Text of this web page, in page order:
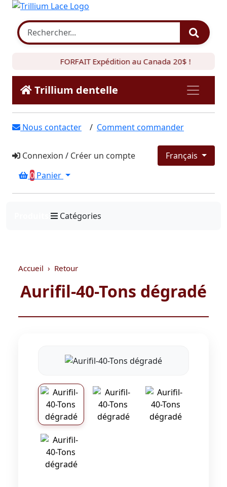
FORFAIT Expédition au Canada 20$ !
Trillium dentelle
Nous contacter / Comment commander
Connexion / Créer un compte
Français
0 Panier
Catégories
Accueil Retour
Aurifil-40-Tons dégradé